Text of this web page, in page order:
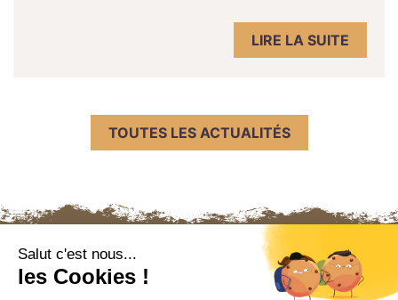
LIRE LA SUITE
TOUTES LES ACTUALITÉS